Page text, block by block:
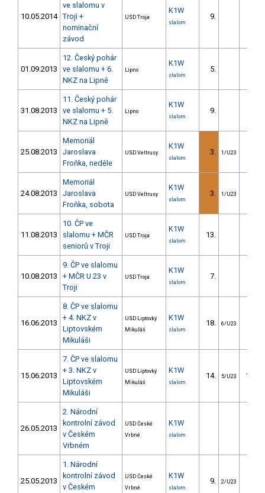
10.05.2014
ve slalomu v
Troji +
nominační
závod
USD Troja
K1W
slalom
9.
01.09.2013
12. Český pohár
ve slalomu + 6.
NKZ na Lipně
Lipno
K1W
slalom
5.
31.08.2013
11. Český pohár
ve slalomu + 5.
NKZ na Lipně
Lipno
K1W
slalom
9.
25.08.2013
Memoriál
Jaroslava
Froňka, neděle
USD Veltrusy
K1W
slalom
3. 1/U23
24.08.2013
Memoriál
Jaroslava
Froňka, sobota
USD Veltrusy
K1W
slalom
3. 1/U23
11.08.2013
10. ČP ve
slalomu + MČR
seniorů v Troji
USD Troja
K1W
slalom
13.
10.08.2013
9. ČP ve slalomu
+ MČR U 23 v
Troji
USD Troja
K1W
slalom
7.
16.06.2013
8. ČP ve slalomu
+ 4. NKZ v
Liptovském
Mikuláši
USD Liptovký
Mikuláš
K1W
slalom
18. 6/U23
15.06.2013
7. ČP ve slalomu
+ 3. NKZ v
Liptovském
Mikuláši
USD Liptovký
Mikuláš
K1W
slalom
14. 5/U23
26.05.2013
2. Národní
kontrolní závod
v Českém
Vrbném
USD České
Vrbné
K1W
slalom
25.05.2013
1. Národní
kontrolní závod
v Českém
USD České
Vrbné
K1W
slalom
9. 2/U23